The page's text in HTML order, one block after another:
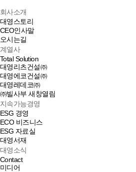
회사소개
대영스토리
CEO인사말
오시는길
계열사
Total Solution
대영리츠건설㈜
대영에코건설㈜
대영레데코㈜
㈜빌사부새창열림
지속가능경영
ESG 경영
ECO 비즈니스
ESG 자료실
대영서재
대영소식
Contact
미디어